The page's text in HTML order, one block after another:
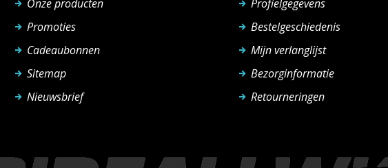
Onze producten
Promoties
Cadeaubonnen
Sitemap
Nieuwsbrief
Profielgegevens
Bestelgeschiedenis
Mijn verlanglijst
Bezorginformatie
Retourneringen